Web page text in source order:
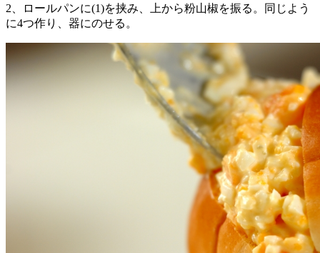
2、ロールパンに(1)を挟み、上から粉山椒を振る。同じよう
に4つ作り、器にのせる。